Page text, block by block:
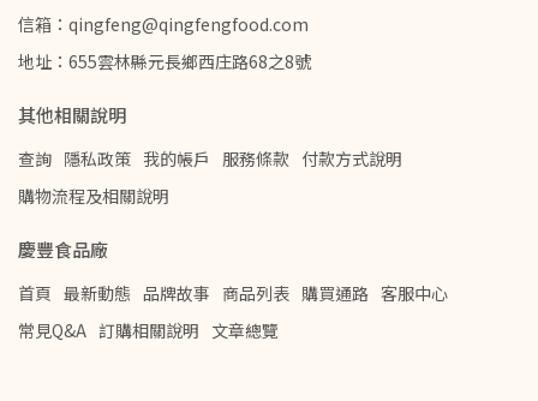
信箱：qingfeng@qingfengfood.com
地址：655雲林縣元長鄉西庄路68之8號
其他相關說明
查詢 隱私政策 我的帳戶 服務條款 付款方式說明
購物流程及相關說明
慶豐食品廠
首頁 最新動態 品牌故事 商品列表 購買通路 客服中心
常見Q&A 訂購相關說明 文章總覽